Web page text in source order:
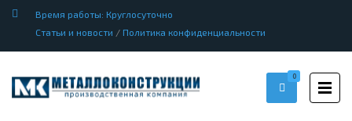
Время работы: Круглосуточно
Статьи и новости / Политика конфиденциальности
0